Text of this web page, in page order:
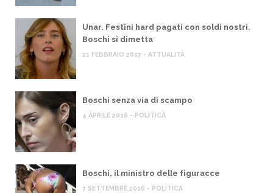
Unar. Festini hard pagati con soldi nostri.
Boschi si dimetta
21 FEBBRAIO 2017 - ATTUALITÀ
Boschi senza via di scampo
4 APRILE 2016 - POLITICA
Boschi, il ministro delle figuracce
7 SETTEMBRE 2016 - POLITICA